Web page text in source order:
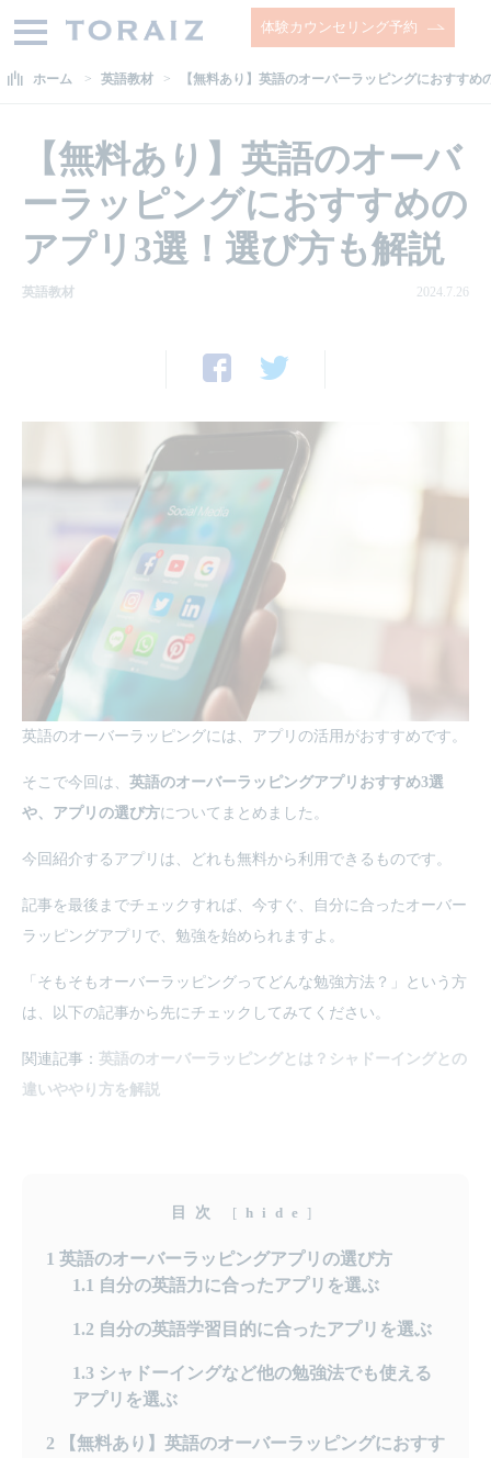
体験カウンセリング予約
ホーム 英語教材 【無料あり】英語のオーバーラッピングにおすすめ
【無料あり】英語のオーバ
ーラッピングにおすすめの
アプリ3選！選び方も解説
英語教材 2024.7.26
英語のオーバーラッピングには、アプリの活用がおすすめです。
そこで今回は、 英語のオーバーラッピングアプリおすすめ3選
や、アプリの選び方についてまとめました。
今回紹介するアプリは、どれも無料から利用できるものです。
記事を最後までチェックすれば、今すぐ、自分に合ったオーバー
ラッピングアプリで、勉強を始められますよ。
「そもそもオーバーラッピングってどんな勉強方法？」という方
は、以下の記事から先にチェックしてみてください。
関連記事： 英語のオーバーラッピングとは？シャドーイングとの
違いややり方を解説
目次 [ hide ]
1 英語のオーバーラッピングアプリの選び方
1.1 自分の英語力に合ったアプリを選ぶ
1.2 自分の英語学習目的に合ったアプリを選ぶ
1.3 シャドーイングなど他の勉強法でも使える
アプリを選ぶ
2 【無料あり】英語のオーバーラッピングにおすす